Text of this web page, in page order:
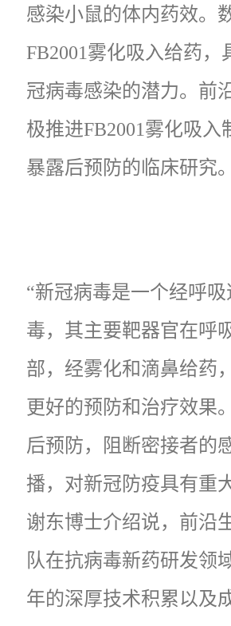
感染小鼠的体内药效。
FB2001雾化吸入给药，
冠病毒感染的潜力。前
极推进FB2001雾化吸入
暴露后预防的临床研究。
“新冠病毒是一个经呼
毒，其主要靶器官在呼
部，经雾化和滴鼻给药
更好的预防和治疗效果
后预防，阻断密接者的
播，对新冠防疫具有重
谢东博士介绍说，前沿
队在抗病毒新药研发领
年的深厚技术积累以及